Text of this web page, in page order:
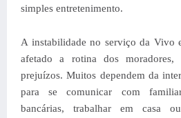
simples entretenimento.
A instabilidade no serviço da Vivo
afetado a rotina dos moradores,
prejuízos. Muitos dependem da
para se comunicar com
bancárias, trabalhar em casa